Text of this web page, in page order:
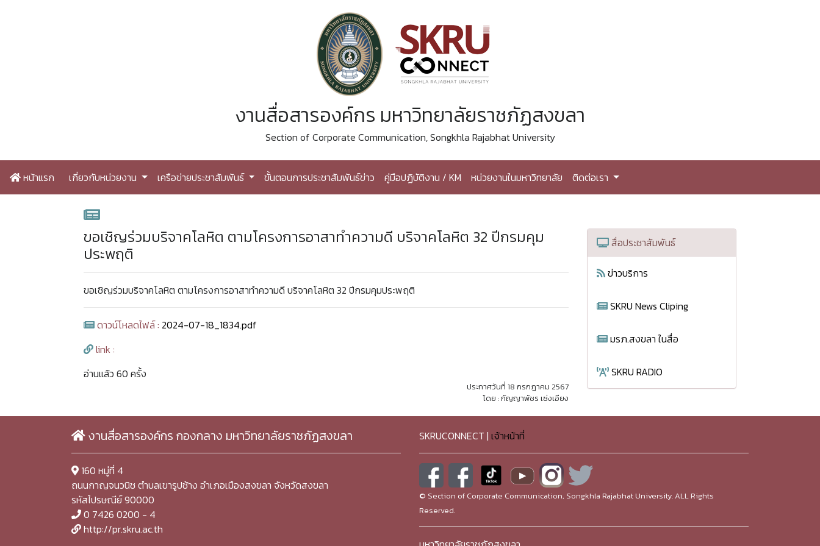
งานสื่อสารองค์กร มหาวิทยาลัยราชภัฏสงขลา
Section of Corporate Communication, Songkhla Rajabhat University
หน้าแรก เกี่ยวกับหน่วยงาน เครือข่ายประชาสัมพันธ์ ขั้นตอนการประชาสัมพันธ์ข่าว คู่มือปฏิบัติงาน / KM หน่วยงานในมหาวิทยาลัย ติดต่อเรา
ขอเชิญร่วมบริจาคโลหิต ตามโครงการอาสาทำความดี บริจาคโลหิต 32 ปีกรมคุม
ประพฤติ
ขอเชิญร่วมบริจาคโลหิต ตามโครงการอาสาทำความดี บริจาคโลหิต 32 ปีกรมคุมประพฤติ
ดาวน์โหลดไฟล์ : 2024-07-18_1834.pdf
link :
อ่านแล้ว 60 ครั้ง
ประกาศวันที่ 18 กรกฎาคม 2567
โดย : กัญญาพัชร เซ่งเอียง
สื่อประชาสัมพันธ์
ข่าวบริการ
SKRU News Cliping
มรภ.สงขลา ในสื่อ
SKRU RADIO
งานสื่อสารองค์กร กองกลาง มหาวิทยาลัยราชภัฏสงขลา
160 หมู่ที่ 4
ถนนกาญจนวนิช ตำบลเขารูปช้าง อำเภอเมืองสงขลา จังหวัดสงขลา
รหัสไปรษณีย์ 90000
0 7426 0200 - 4
http://pr.skru.ac.th
SKRUCONNECT | เจ้าหน้าที่
© Section of Corporate Communication, Songkhla Rajabhat University. ALL Rights
Reserved.